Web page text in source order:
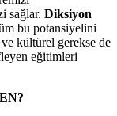
sağlar. Diksiyon
bu potansiyelini
kültürel gerekse de
eğitimleri